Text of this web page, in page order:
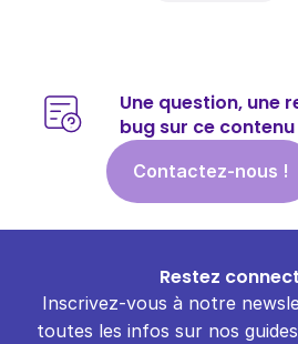
Une question, une
bug sur ce contenu
Contactez-nous !
Restez
Inscrivez-vous à notre
toutes les infos sur nos guides